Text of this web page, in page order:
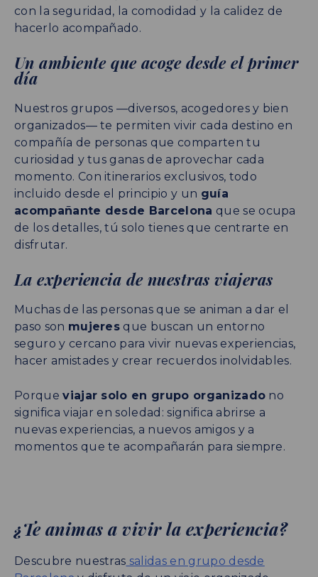
con la seguridad, la comodidad y la calidez de
hacerlo acompañado.
Un ambiente que acoge desde el primer
día
Nuestros grupos —diversos, acogedores y bien
organizados— te permiten vivir cada destino en
compañía de personas que comparten tu
curiosidad y tus ganas de aprovechar cada
momento. Con itinerarios exclusivos, todo
incluido desde el principio y un guía
acompañante desde Barcelona que se ocupa
de los detalles, tú solo tienes que centrarte en
disfrutar.
La experiencia de nuestras viajeras
Muchas de las personas que se animan a dar el
paso son mujeres que buscan un entorno
seguro y cercano para vivir nuevas experiencias,
hacer amistades y crear recuerdos inolvidables.
Porqueviajar solo en grupo organizado no
significa viajar en soledad: significa abrirse a
nuevas experiencias, a nuevos amigos y a
momentos que te acompañarán para siempre.
¿Te animas a vivir la experiencia?
Descubre nuestras salidas en grupo desde